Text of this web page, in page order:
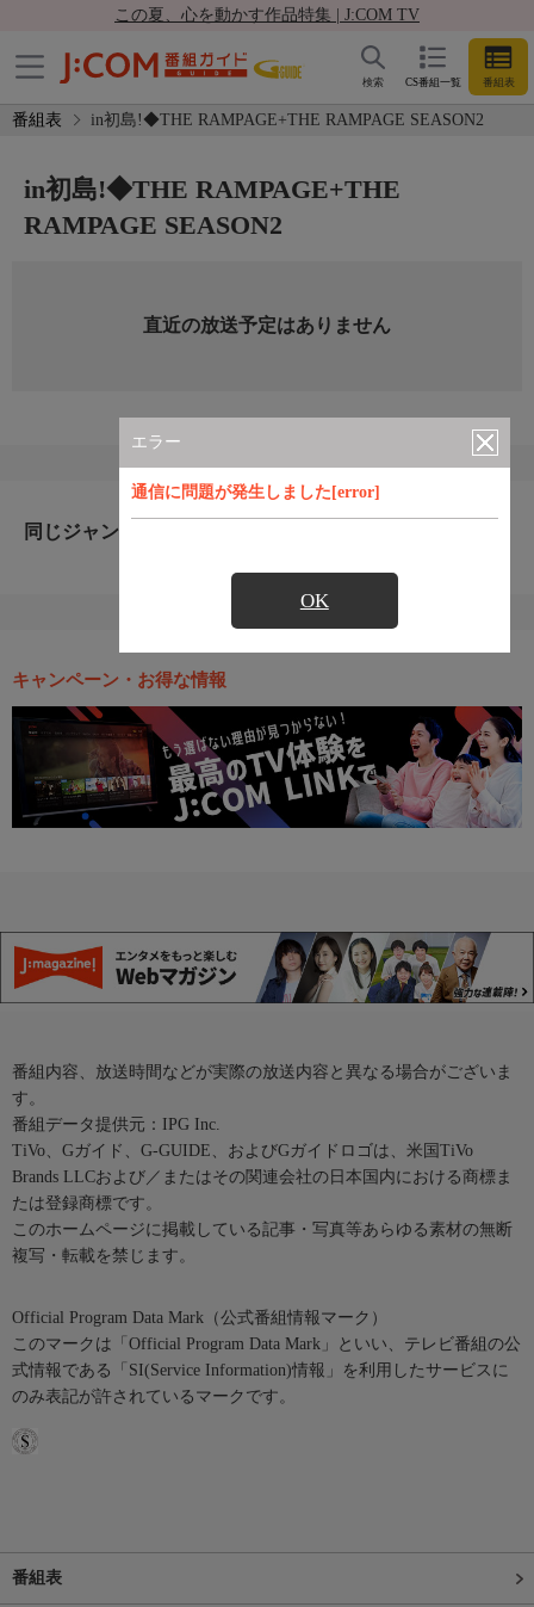
この夏、心を動かす作品特集 | J:COM TV
CS番組一覧 番組表
検索
番組表 in初島!◆THE RAMPAGE+THE RAMPAGE SEASON2
エラー
通信に問題が発生しました[error]
OK
in初島!◆THE RAMPAGE+THE
RAMPAGE SEASON2
直近の放送予定はありません
同じジャンルのおすすめ番組
キャンペーン・お得な情報
番組内容、放送時間などが実際の放送内容と異なる場合がございま
す。
番組データ提供元：IPG Inc.
TiVo、Gガイド、G-GUIDE、およびGガイドロゴは、米国TiVo
Brands LLCおよび／またはその関連会社の日本国内における商標ま
たは登録商標です。
このホームページに掲載している記事・写真等あらゆる素材の無断
複写・転載を禁じます。
Official Program Data Mark（公式番組情報マーク）
このマークは「Official Program Data Mark」といい、テレビ番組の公
式情報である「SI(Service Information)情報」を利用したサービスに
のみ表記が許されているマークです。
番組表